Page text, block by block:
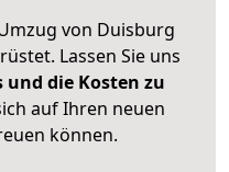
von Duisburg
Lassen Sie uns
und die Kosten zu
auf Ihren neuen
können.